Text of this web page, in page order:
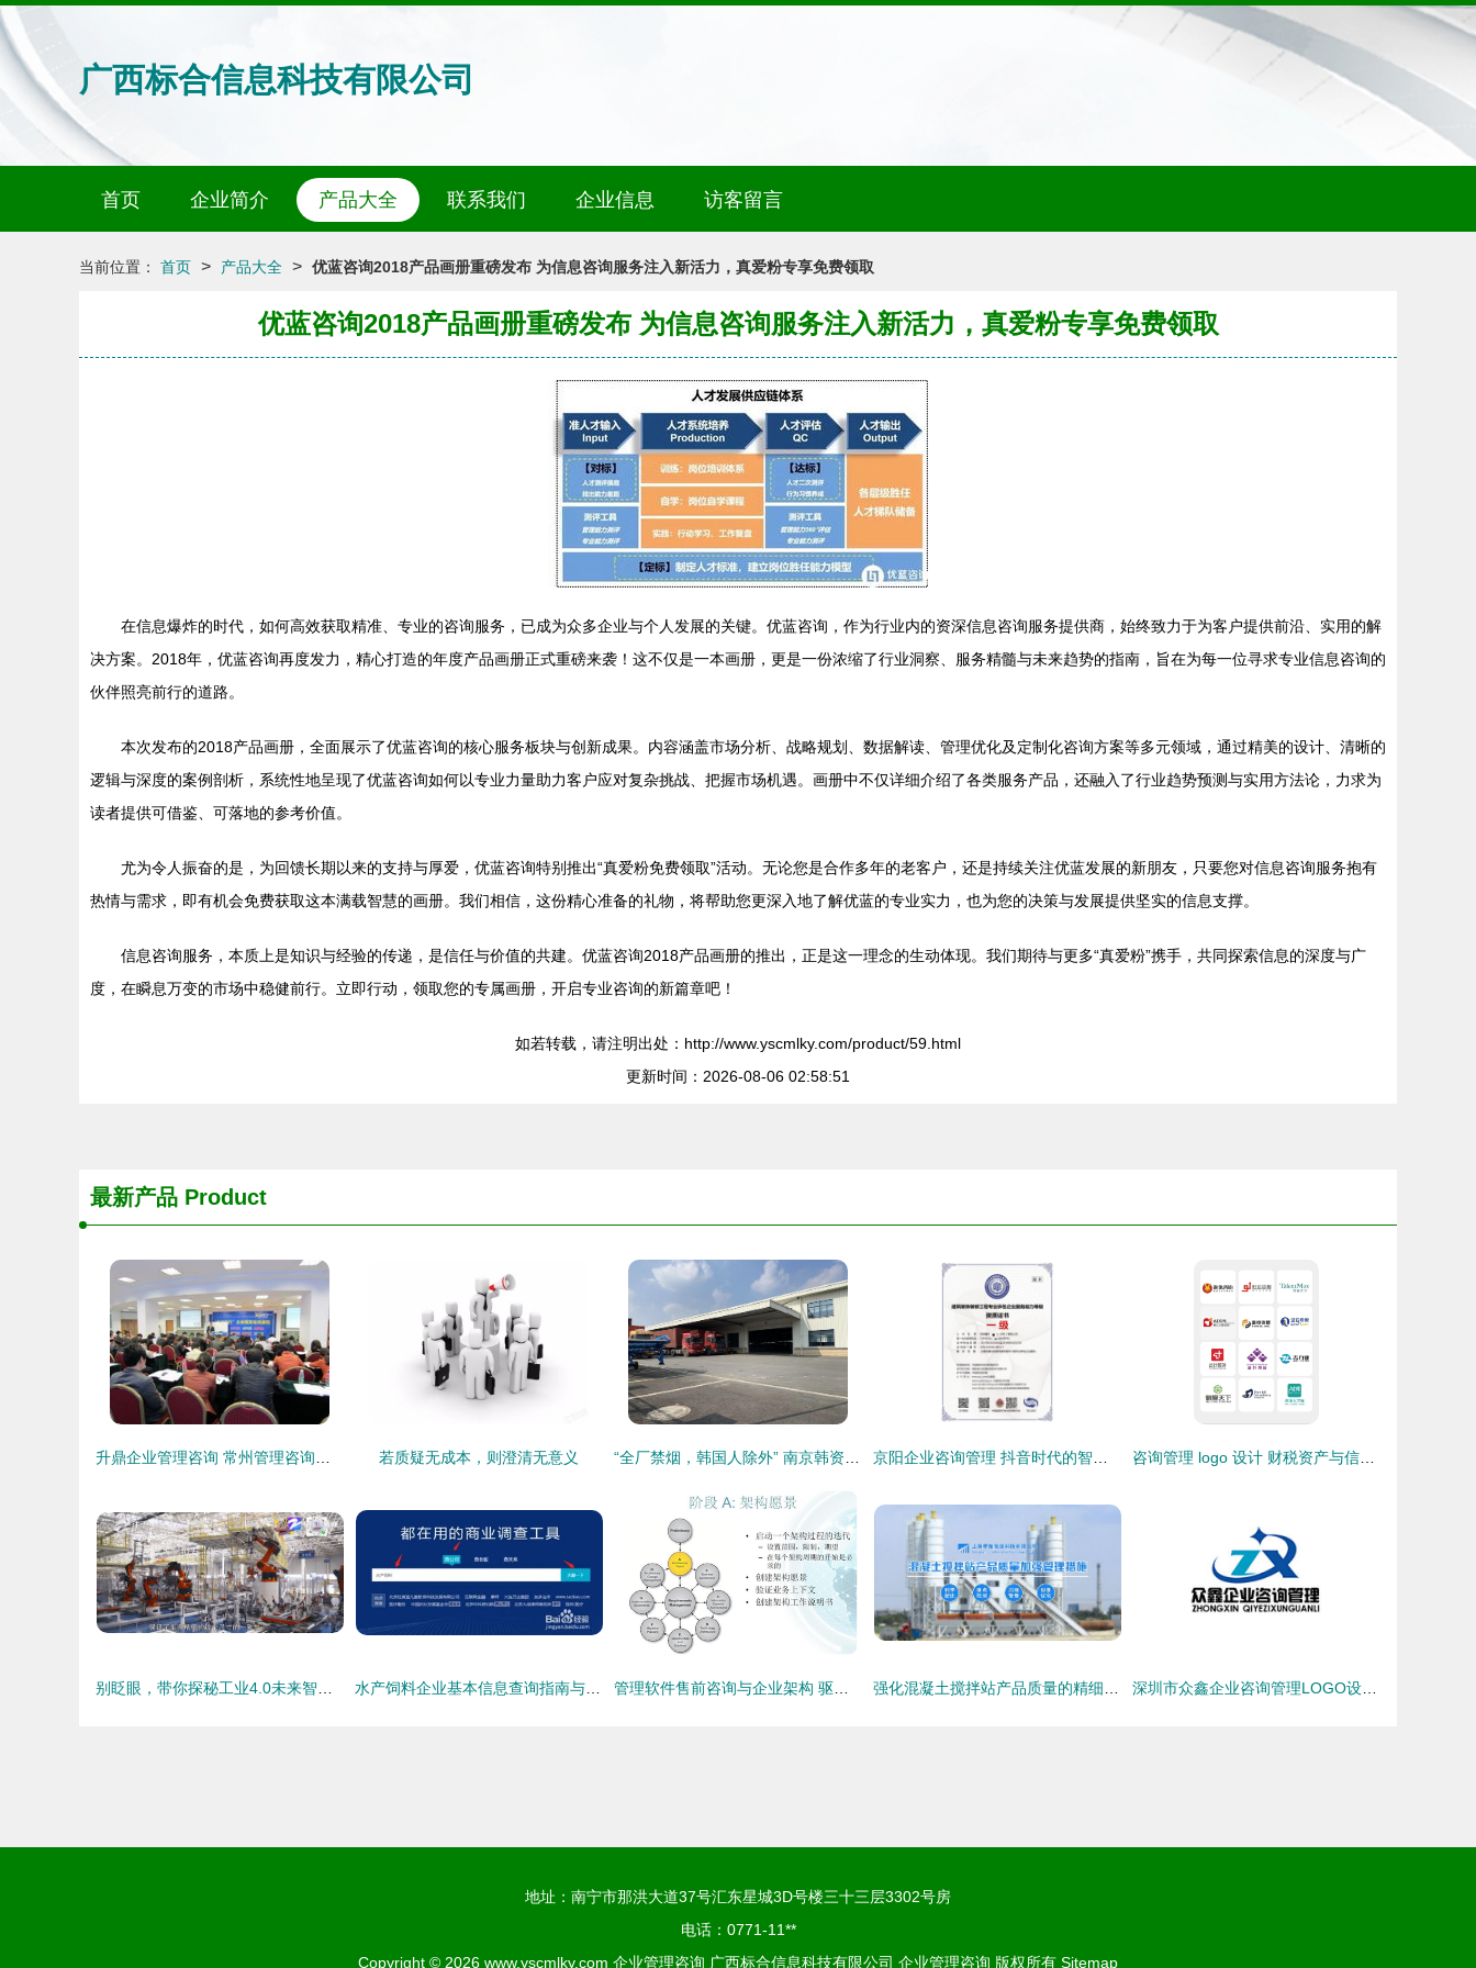
广西标合信息科技有限公司
首页 企业简介 产品大全 联系我们 企业信息 访客留言
当前位置： 首页 > 产品大全 > 优蓝咨询2018产品画册重磅发布 为信息咨询服务注入新活力，真爱粉专享免费领取
优蓝咨询2018产品画册重磅发布 为信息咨询服务注入新活力，真爱粉专享免费领取
在信息爆炸的时代，如何高效获取精准、专业的咨询服务，已成为众多企业与个人发展的关键。优蓝咨询，作为行业内的资深信息咨询服务提供商，始终致力于为客户提供前沿、实用的解
决方案。2018年，优蓝咨询再度发力，精心打造的年度产品画册正式重磅来袭！这不仅是一本画册，更是一份浓缩了行业洞察、服务精髓与未来趋势的指南，旨在为每一位寻求专业信息咨询的
伙伴照亮前行的道路。
本次发布的2018产品画册，全面展示了优蓝咨询的核心服务板块与创新成果。内容涵盖市场分析、战略规划、数据解读、管理优化及定制化咨询方案等多元领域，通过精美的设计、清晰的
逻辑与深度的案例剖析，系统性地呈现了优蓝咨询如何以专业力量助力客户应对复杂挑战、把握市场机遇。画册中不仅详细介绍了各类服务产品，还融入了行业趋势预测与实用方法论，力求为
读者提供可借鉴、可落地的参考价值。
尤为令人振奋的是，为回馈长期以来的支持与厚爱，优蓝咨询特别推出“真爱粉免费领取”活动。无论您是合作多年的老客户，还是持续关注优蓝发展的新朋友，只要您对信息咨询服务抱有
热情与需求，即有机会免费获取这本满载智慧的画册。我们相信，这份精心准备的礼物，将帮助您更深入地了解优蓝的专业实力，也为您的决策与发展提供坚实的信息支撑。
信息咨询服务，本质上是知识与经验的传递，是信任与价值的共建。优蓝咨询2018产品画册的推出，正是这一理念的生动体现。我们期待与更多“真爱粉”携手，共同探索信息的深度与广
度，在瞬息万变的市场中稳健前行。立即行动，领取您的专属画册，开启专业咨询的新篇章吧！
如若转载，请注明出处：http://www.yscmlky.com/product/59.html
更新时间：2026-08-06 02:58:51
最新产品 Product
若质疑无成本，则澄清无意义
地址：南宁市那洪大道37号汇东星城3D号楼三十三层3302号房
电话：0771-11**
Copyright © 2026 www.yscmlky.com 企业管理咨询 广西标合信息科技有限公司 企业管理咨询 版权所有 Sitemap